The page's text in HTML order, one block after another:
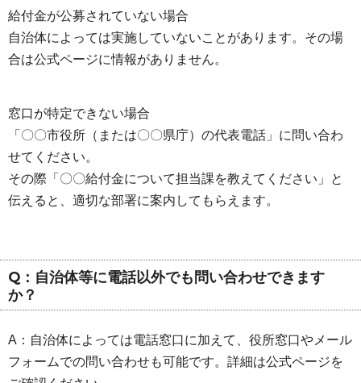
給付金が公募されていない場合
自治体によっては実施していないことがあります。その場
合は公式ページに情報がありません。
窓口が特定できない場合
「〇〇市役所（または〇〇県庁）の代表電話」に問い合わ
せてください。
その際「〇〇給付金について担当課を教えてください」と
伝えると、適切な部署に案内してもらえます。
Q：自治体等に電話以外でも問い合わせできます
か？
A：自治体によっては電話窓口に加えて、役所窓口やメール
フォームでの問い合わせも可能です。詳細は公式ページを